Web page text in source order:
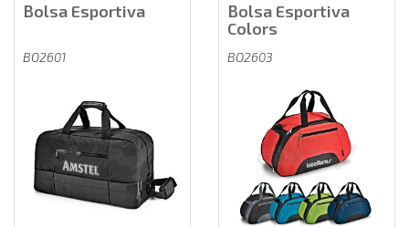
Bolsa Esportiva
BO2601
Bolsa Esportiva
Colors
BO2603